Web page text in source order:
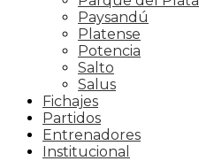
Paysandú
Platense
Potencia
Salto
Salus
Fichajes
Partidos
Entrenadores
Institucional